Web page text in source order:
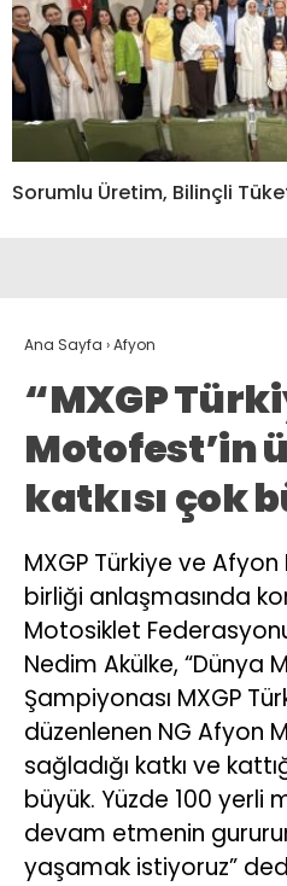
Sorumlu Üretim, Bilinçli
Ana Sayfa ›Afyon
“MXGP
Motofest’in
katkısı çok
MXGP Türkiye ve
birliği anlaşmasında
Motosiklet
Nedim Akülke, “Dünya
Şampiyonası MXGP
düzenlenen NG Afyon
sağladığı katkı ve
büyük. Yüzde 100 yerli
devam etmenin
yaşamak istiyoruz”